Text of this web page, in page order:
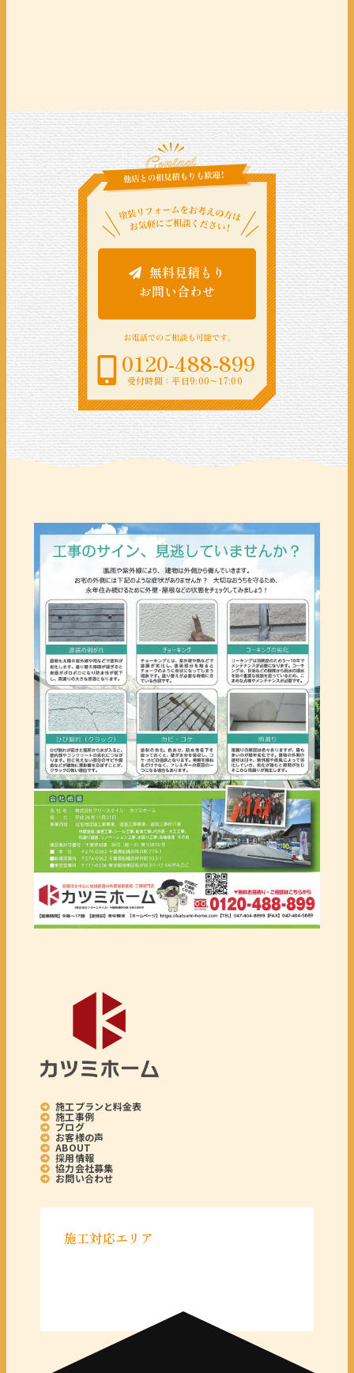
無料見積もり
お問い合わせ
0120-488-899
受付時間：平日9:00〜17:00
施工プランと料金表
施工事例
ブログ
お客様の声
ABOUT
採用情報
協力会社募集
お問い合わせ
施工対応エリア